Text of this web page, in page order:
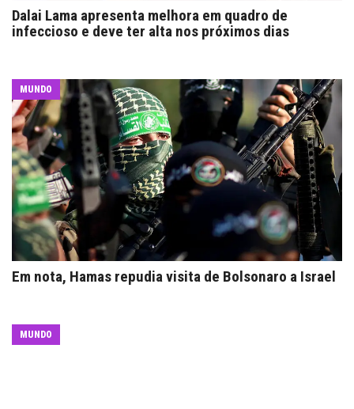
Dalai Lama apresenta melhora em quadro de
infeccioso e deve ter alta nos próximos dias
MUNDO
Em nota, Hamas repudia visita de Bolsonaro a Israel
MUNDO